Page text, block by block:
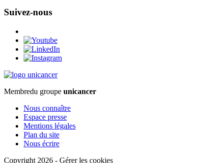
Suivez-nous
Membredu groupe unicancer
Nous connaître
Espace presse
Mentions légales
Plan du site
Nous écrire
Copyright 2026 - Gérer les cookies